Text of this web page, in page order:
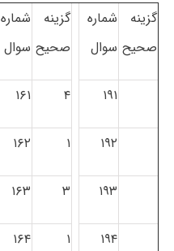
گزینه
صحیح
شماره
سوال
گزینه
صحیح
شماره
سوال
۱۹۱ ۴ ۱۶۱
۱۹۲ ۱ ۱۶۲
۱۹۳ ۳ ۱۶۳
۱۹۴ ۱ ۱۶۴